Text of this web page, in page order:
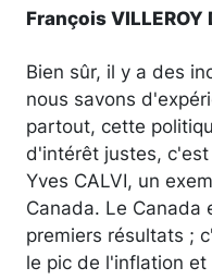
François VILLEROY
Bien sûr, il y a des
nous savons
partout, cette
d'intérêt justes,
Yves CALVI, un
Canada. Le Canada
premiers résultats ;
le pic de l'inflation